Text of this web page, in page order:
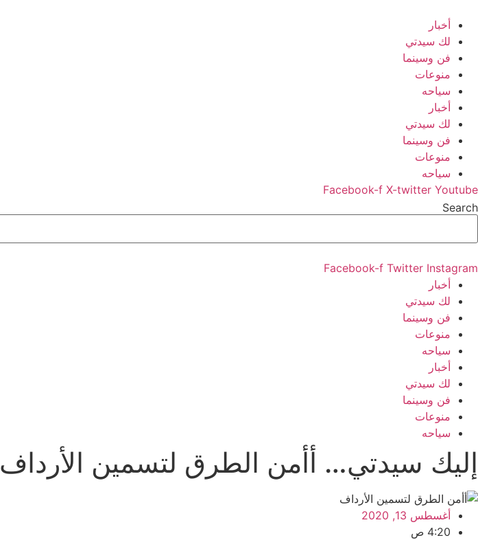
content
أخبار
لك سيدتي
فن وسينما
منوعات
سياحه
أخبار
لك سيدتي
فن وسينما
منوعات
سياحه
Facebook-f X-twitter Youtube
Search
Facebook-f Twitter Instagram
أخبار
لك سيدتي
فن وسينما
منوعات
سياحه
أخبار
لك سيدتي
فن وسينما
منوعات
سياحه
إليك سيدتي… أأمن الطرق لتسمين الأرداف
أغسطس 13, 2020
4:20 ص